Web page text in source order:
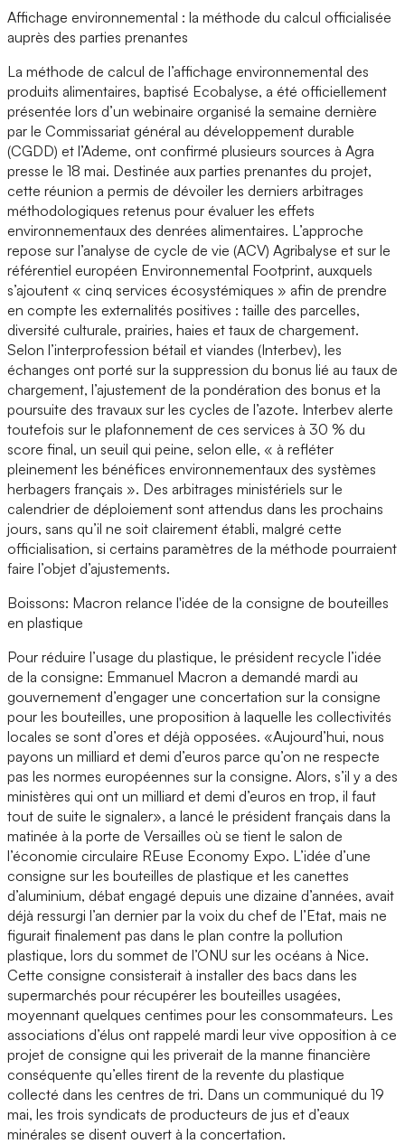
Affichage environnemental : la méthode du calcul officialisée
auprès des parties prenantes
La méthode de calcul de l’affichage environnemental des
produits alimentaires, baptisé Ecobalyse, a été officiellement
présentée lors d’un webinaire organisé la semaine dernière
par le Commissariat général au développement durable
(CGDD) et l’Ademe, ont confirmé plusieurs sources à Agra
presse le 18 mai. Destinée aux parties prenantes du projet,
cette réunion a permis de dévoiler les derniers arbitrages
méthodologiques retenus pour évaluer les effets
environnementaux des denrées alimentaires. L’approche
repose sur l’analyse de cycle de vie (ACV) Agribalyse et sur le
référentiel européen Environnemental Footprint, auxquels
s’ajoutent « cinq services écosystémiques » afin de prendre
en compte les externalités positives : taille des parcelles,
diversité culturale, prairies, haies et taux de chargement.
Selon l’interprofession bétail et viandes (Interbev), les
échanges ont porté sur la suppression du bonus lié au taux de
chargement, l’ajustement de la pondération des bonus et la
poursuite des travaux sur les cycles de l’azote. Interbev alerte
toutefois sur le plafonnement de ces services à 30 % du
score final, un seuil qui peine, selon elle, « à refléter
pleinement les bénéfices environnementaux des systèmes
herbagers français ». Des arbitrages ministériels sur le
calendrier de déploiement sont attendus dans les prochains
jours, sans qu’il ne soit clairement établi, malgré cette
officialisation, si certains paramètres de la méthode pourraient
faire l’objet d’ajustements.
Boissons: Macron relance l'idée de la consigne de bouteilles
en plastique
Pour réduire l’usage du plastique, le président recycle l’idée
de la consigne: Emmanuel Macron a demandé mardi au
gouvernement d’engager une concertation sur la consigne
pour les bouteilles, une proposition à laquelle les collectivités
locales se sont d’ores et déjà opposées. «Aujourd’hui, nous
payons un milliard et demi d’euros parce qu’on ne respecte
pas les normes européennes sur la consigne. Alors, s’il y a des
ministères qui ont un milliard et demi d’euros en trop, il faut
tout de suite le signaler», a lancé le président français dans la
matinée à la porte de Versailles où se tient le salon de
l’économie circulaire REuse Economy Expo. L’idée d’une
consigne sur les bouteilles de plastique et les canettes
d’aluminium, débat engagé depuis une dizaine d’années, avait
déjà ressurgi l’an dernier par la voix du chef de l’Etat, mais ne
figurait finalement pas dans le plan contre la pollution
plastique, lors du sommet de l’ONU sur les océans à Nice.
Cette consigne consisterait à installer des bacs dans les
supermarchés pour récupérer les bouteilles usagées,
moyennant quelques centimes pour les consommateurs. Les
associations d’élus ont rappelé mardi leur vive opposition à ce
projet de consigne qui les priverait de la manne financière
conséquente qu’elles tirent de la revente du plastique
collecté dans les centres de tri. Dans un communiqué du 19
mai, les trois syndicats de producteurs de jus et d’eaux
minérales se disent ouvert à la concertation.